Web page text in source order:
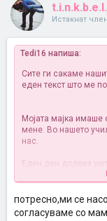
Истакнат член
Tedi16 напиша:
Сите ги сакаме
еден текст што ме
Мојата мајка
мене. Во нашето
нас.
Еден ден додека
влезе во класот и
можеше тоа да ми го
полн со омраза и
потресно,ми се
согласуваме со